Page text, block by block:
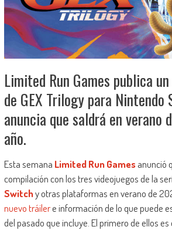
Limited Run Games publica
de GEX Trilogy para Nintendo
anuncia que saldrá en verano
año.
Esta semana Limited Run Gamesanunció
compilación con los tres videojuegos de la
Switchy otras plataformas en verano de
nuevo tráilere información de lo que puede
del pasado que incluye. El primero de ellos